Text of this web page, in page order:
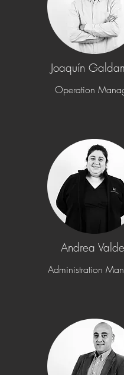
Joaquín
Operation
Andrea
Administration